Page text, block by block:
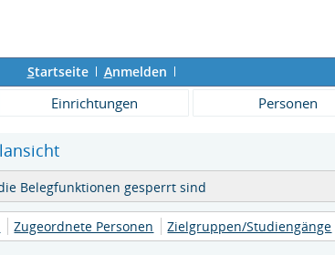
Startseite Anmelden
Einrichtungen Personen
Belegfunktionen gesperrt sind
Zugeordnete Personen Zielgruppen/Studiengänge